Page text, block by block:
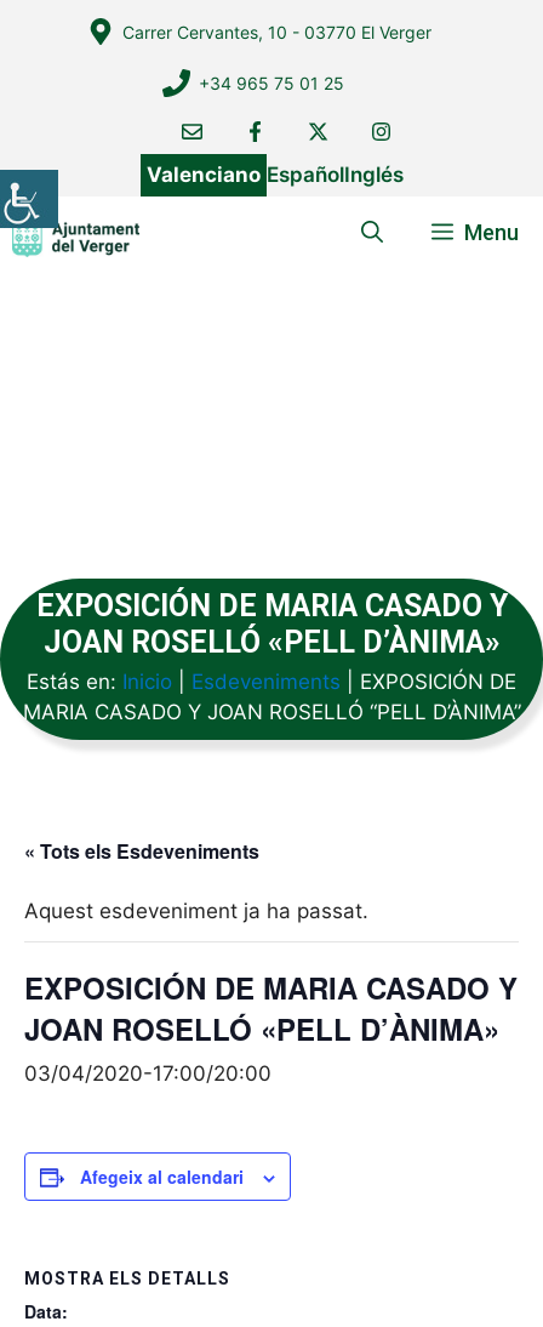
Carrer Cervantes, 10 - 03770 El Verger
+34 965 75 01 25
Valenciano EspañolInglés
Menu
EXPOSICIÓN DE MARIA CASADO Y
JOAN ROSELLÓ «PELL D’ÀNIMA»
Estás en: Inicio Esdeveniments
EXPOSICIÓN DE
MARIA CASADO Y JOAN ROSELLÓ “PELL D’ÀNIMA”
« Tots els Esdeveniments
Aquest esdeveniment ja ha passat.
EXPOSICIÓN DE MARIA CASADO Y
JOAN ROSELLÓ «PELL D’ÀNIMA»
03/04/2020-17:00/20:00
Afegeix al calendari
MOSTRA ELS DETALLS
Data: